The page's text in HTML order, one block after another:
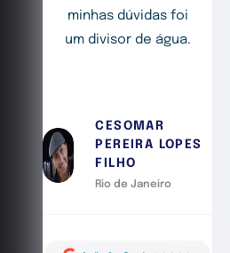
minhas dúvidas foi
um divisor de água.
CESOMAR
PEREIRA LOPES
FILHO
Rio de Janeiro